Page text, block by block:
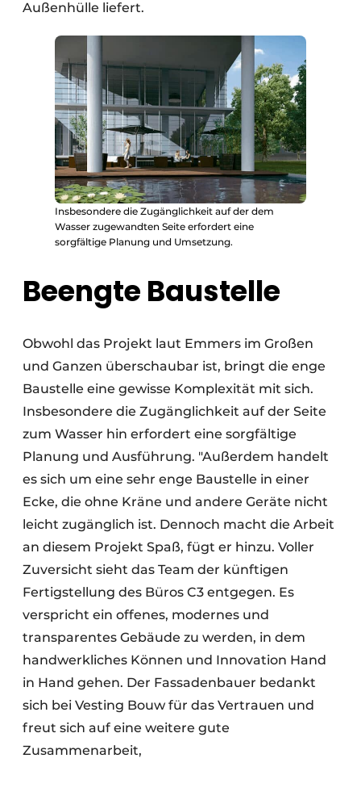
Außenhülle liefert.
Insbesondere die Zugänglichkeit auf der dem
Wasser zugewandten Seite erfordert eine
sorgfältige Planung und Umsetzung.
Beengte Baustelle
Obwohl das Projekt laut Emmers im Großen
und Ganzen überschaubar ist, bringt die enge
Baustelle eine gewisse Komplexität mit sich.
Insbesondere die Zugänglichkeit auf der Seite
zum Wasser hin erfordert eine sorgfältige
Planung und Ausführung. "Außerdem handelt
es sich um eine sehr enge Baustelle in einer
Ecke, die ohne Kräne und andere Geräte nicht
leicht zugänglich ist. Dennoch macht die Arbeit
an diesem Projekt Spaß, fügt er hinzu. Voller
Zuversicht sieht das Team der künftigen
Fertigstellung des Büros C3 entgegen. Es
verspricht ein offenes, modernes und
transparentes Gebäude zu werden, in dem
handwerkliches Können und Innovation Hand
in Hand gehen. Der Fassadenbauer bedankt
sich bei Vesting Bouw für das Vertrauen und
freut sich auf eine weitere gute
Zusammenarbeit,